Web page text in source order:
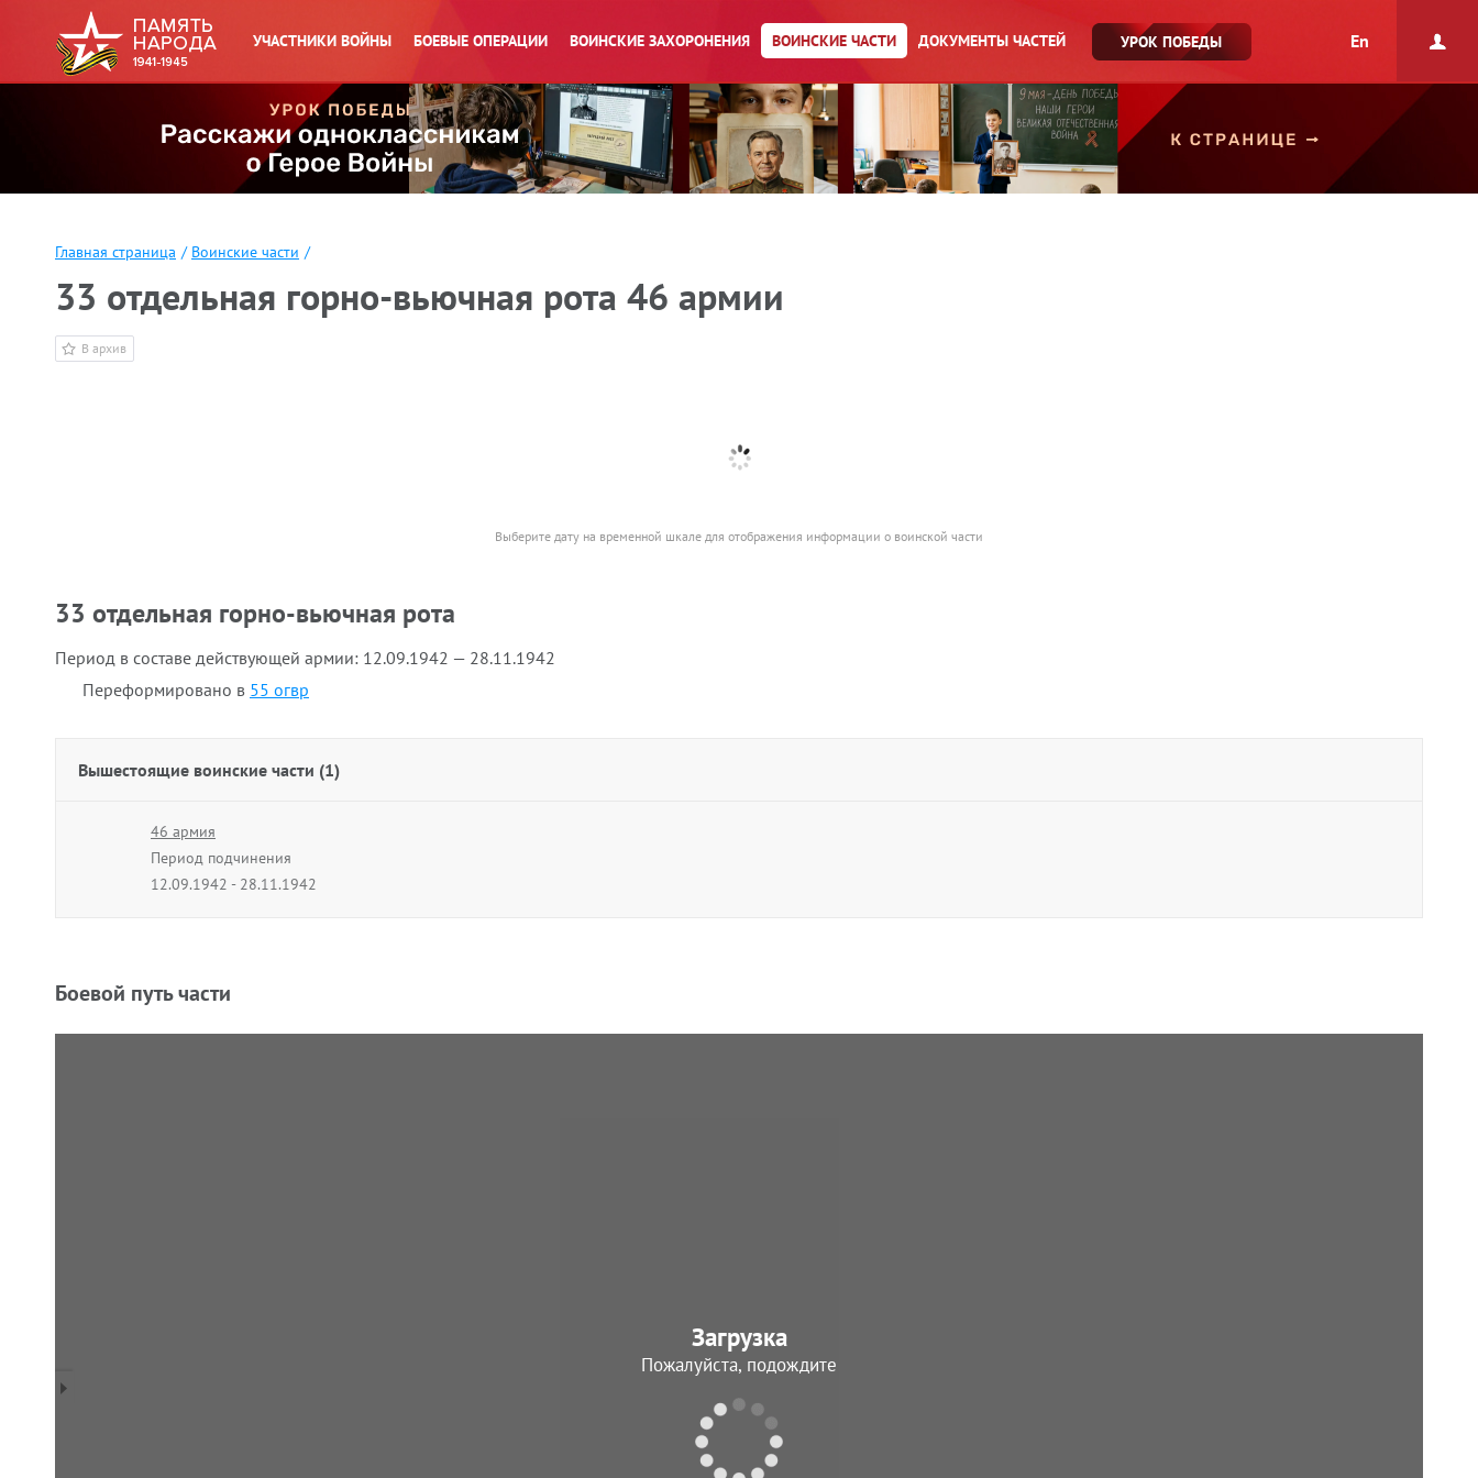
УЧАСТНИКИ ВОЙНЫ БОЕВЫЕ ОПЕРАЦИИ ВОИНСКИЕ ЗАХОРОНЕНИЯ ВОИНСКИЕ ЧАСТИ ДОКУМЕНТЫ ЧАСТЕЙ УРОК ПОБЕДЫ En
Главная страница / Воинские части /
33 отдельная горно-вьючная рота 46 армии
В архив
Выберите дату на временной шкале для отображения информации о воинской части
33 отдельная горно-вьючная рота
Период в составе действующей армии: 12.09.1942 — 28.11.1942
Переформировано в 55 огвр
Вышестоящие воинские части (1)
46 армия
Период подчинения
12.09.1942 - 28.11.1942
Боевой путь части
Загрузка
Пожалуйста, подождите